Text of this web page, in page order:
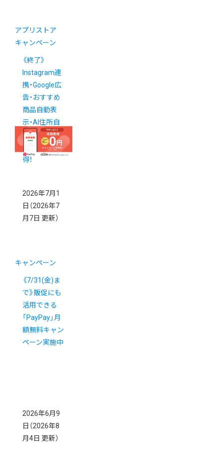
アプリストア
キャンペーン
《終了》
Instagram連
携・Google広
告・おすすめ
商品自動表
示・AI住所自
動修正など人
気アプリがお
得！
2026年7月1
日 （2026年7
月7日 更新）
キャンペーン
《7/31(金)ま
で》販促にも
活用できる
「PayPay」月
額無料キャン
ペーン実施中
2026年6月9
日 （2026年8
月4日 更新）